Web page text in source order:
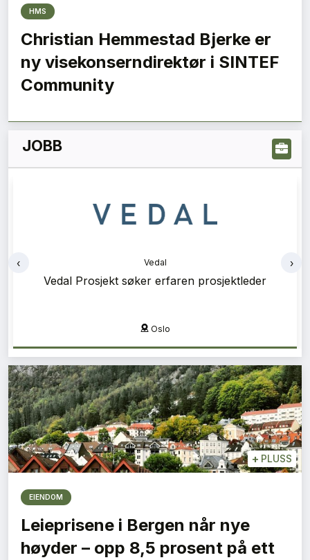
HMS
Christian Hemmestad Bjerke er
ny visekonserndirektør i SINTEF
Community
JOBB
Norconsult
Brannrådgiver / Rådgivende ingeniør
Flere fylker
‹ ›
+ PLUSS
EIENDOM
Leieprisene i Bergen når nye
høyder – opp 8,5 prosent på ett